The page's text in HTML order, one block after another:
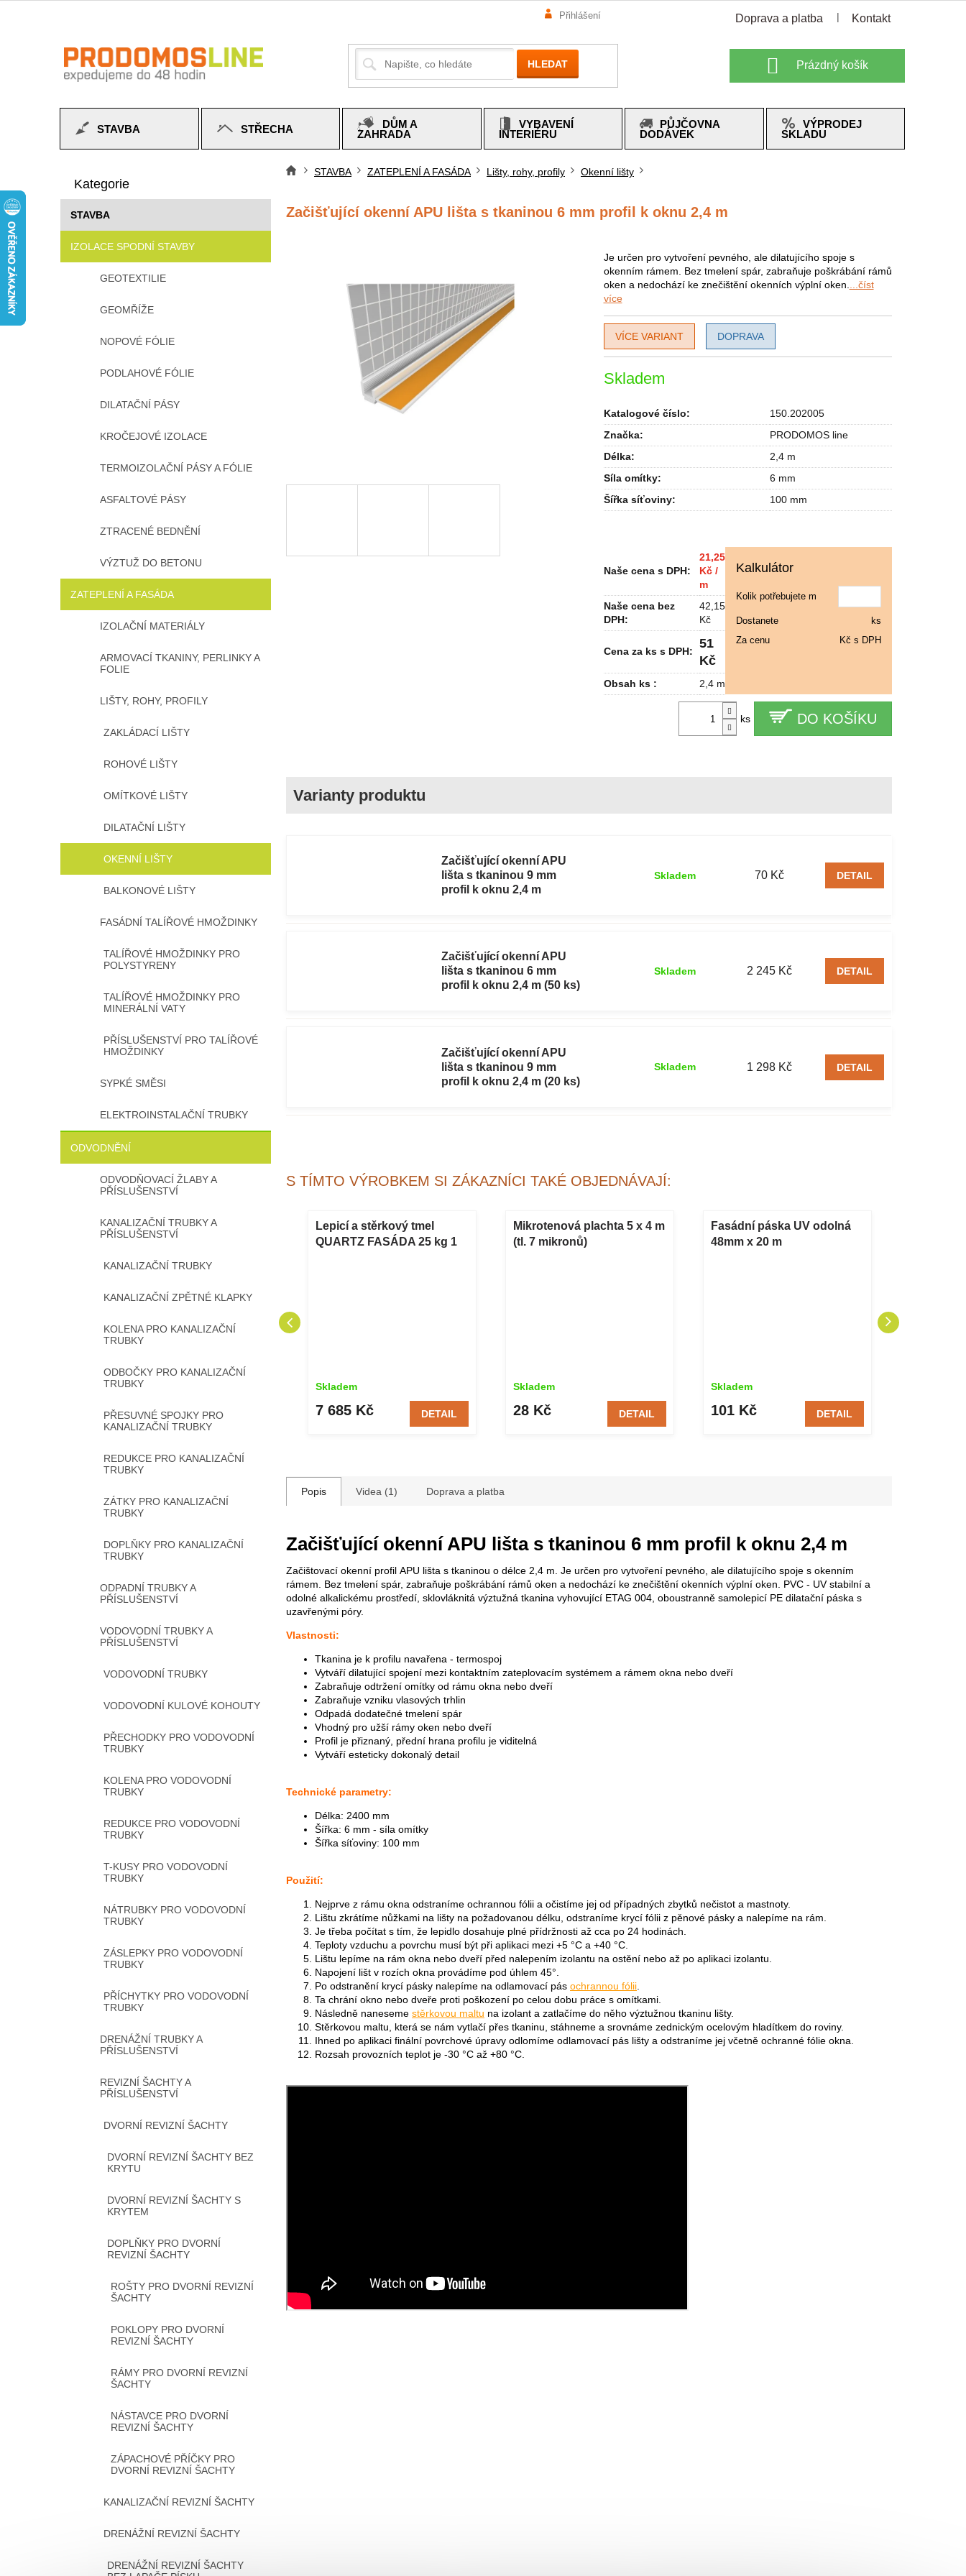
Doprava a platba Kontakt
Přihlášení
HLEDAT
Nákupní
košík
Prázdný košík
STAVBA STŘECHA
DŮM A
ZAHRADA
VYBAVENÍ
INTERIÉRU
PŮJČOVNA
DODÁVEK
VÝPRODEJ
SKLADU
t
a
n
kategorie
Kategorie
STAVBA
IZOLACE SPODNÍ STAVBY
GEOTEXTILIE
GEOMŘÍŽE
NOPOVÉ FÓLIE
PODLAHOVÉ FÓLIE
DILATAČNÍ PÁSY
KROČEJOVÉ IZOLACE
TERMOIZOLAČNÍ PÁSY A FÓLIE
ASFALTOVÉ PÁSY
ZTRACENÉ BEDNĚNÍ
VÝZTUŽ DO BETONU
ZATEPLENÍ A FASÁDA
IZOLAČNÍ MATERIÁLY
ARMOVACÍ TKANINY, PERLINKY A
FOLIE
LIŠTY, ROHY, PROFILY
ZAKLÁDACÍ LIŠTY
ROHOVÉ LIŠTY
OMÍTKOVÉ LIŠTY
DILATAČNÍ LIŠTY
OKENNÍ LIŠTY
BALKONOVÉ LIŠTY
FASÁDNÍ TALÍŘOVÉ HMOŽDINKY
TALÍŘOVÉ HMOŽDINKY PRO
POLYSTYRENY
TALÍŘOVÉ HMOŽDINKY PRO
MINERÁLNÍ VATY
PŘÍSLUŠENSTVÍ PRO TALÍŘOVÉ
HMOŽDINKY
SYPKÉ SMĚSI
ELEKTROINSTALAČNÍ TRUBKY
ODVODNĚNÍ
ODVODŇOVACÍ ŽLABY A
PŘÍSLUŠENSTVÍ
KANALIZAČNÍ TRUBKY A
PŘÍSLUŠENSTVÍ
KANALIZAČNÍ TRUBKY
KANALIZAČNÍ ZPĚTNÉ KLAPKY
KOLENA PRO KANALIZAČNÍ
TRUBKY
ODBOČKY PRO KANALIZAČNÍ
TRUBKY
PŘESUVNÉ SPOJKY PRO
KANALIZAČNÍ TRUBKY
REDUKCE PRO KANALIZAČNÍ
TRUBKY
ZÁTKY PRO KANALIZAČNÍ
TRUBKY
DOPLŇKY PRO KANALIZAČNÍ
TRUBKY
ODPADNÍ TRUBKY A
PŘÍSLUŠENSTVÍ
VODOVODNÍ TRUBKY A
PŘÍSLUŠENSTVÍ
VODOVODNÍ TRUBKY
VODOVODNÍ KULOVÉ KOHOUTY
PŘECHODKY PRO VODOVODNÍ
TRUBKY
KOLENA PRO VODOVODNÍ
TRUBKY
REDUKCE PRO VODOVODNÍ
TRUBKY
T-KUSY PRO VODOVODNÍ
TRUBKY
NÁTRUBKY PRO VODOVODNÍ
TRUBKY
ZÁSLEPKY PRO VODOVODNÍ
TRUBKY
PŘÍCHYTKY PRO VODOVODNÍ
TRUBKY
DRENÁŽNÍ TRUBKY A
PŘÍSLUŠENSTVÍ
REVIZNÍ ŠACHTY A
PŘÍSLUŠENSTVÍ
DVORNÍ REVIZNÍ ŠACHTY
DVORNÍ REVIZNÍ ŠACHTY BEZ
KRYTU
DVORNÍ REVIZNÍ ŠACHTY S
KRYTEM
DOPLŇKY PRO DVORNÍ
REVIZNÍ ŠACHTY
ROŠTY PRO DVORNÍ REVIZNÍ
ŠACHTY
POKLOPY PRO DVORNÍ
REVIZNÍ ŠACHTY
RÁMY PRO DVORNÍ REVIZNÍ
ŠACHTY
NÁSTAVCE PRO DVORNÍ
REVIZNÍ ŠACHTY
ZÁPACHOVÉ PŘÍČKY PRO
DVORNÍ REVIZNÍ ŠACHTY
KANALIZAČNÍ REVIZNÍ ŠACHTY
DRENÁŽNÍ REVIZNÍ ŠACHTY
DRENÁŽNÍ REVIZNÍ ŠACHTY
STAVBA ZATEPLENÍ A FASÁDA Lišty, rohy, profily Okenní lišty
Začišťující okenní APU lišta s tkaninou 6 mm profil k oknu 2,4 m
Skladem
ks DO KOŠÍKU
Je určen pro vytvoření pevného, ale dilatujícího spoje s
okenním rámem. Bez tmelení spár, zabraňuje poškrábání rámů
oken a nedochází ke znečištění okenních výplní oken.
...číst
více
Katalogové číslo:
150.202005
Značka:
PRODOMOS line
Délka:
2,4 m
Síla omítky:
6 mm
Šířka síťoviny: 100 mm
VÍCE VARIANT DOPRAVA
Naše cena s DPH:
21,25
Kč /
m
Naše cena bez
DPH:
42,15
Kč
Cena za ks s DPH:
51
Kč
Obsah ks : 2,4 m
Kalkulátor
Kolik potřebujete m
Dostanete
ks
Za cenu
Kč s DPH
Začišťující okenní APU
lišta s tkaninou 9 mm
profil k oknu 2,4 m
70 Kč
Skladem DETAIL
Začišťující okenní APU
lišta s tkaninou 6 mm
profil k oknu 2,4 m (50 ks)
2 245 Kč
Skladem DETAIL
Začišťující okenní APU
lišta s tkaninou 9 mm
profil k oknu 2,4 m (20 ks)
1 298 Kč
Skladem DETAIL
S TÍMTO VÝROBKEM SI ZÁKAZNÍCI TAKÉ OBJEDNÁVAJÍ:
Rohová lišta KOMBI PVC s
VERTEX TKANINOU 2,5 m
(10x10) (50 ks)
Skladem
1 380 Kč
Lepicí a stěrkový tmel
QUARTZ FASÁDA 25 kg 1
Skladem
7 685 Kč DETAIL
Mikrotenová plachta 5 x 4 m
(tl. 7 mikronů)
Skladem
28 Kč DETAIL
Fasádní páska UV odolná
48mm x 20 m
Skladem
101 Kč DETAIL
Popis Videa (1) Doprava a platba
Začišťující okenní APU lišta s tkaninou 6 mm profil k oknu 2,4 m
Začištovací okenní profil APU lišta s tkaninou o délce 2,4 m. Je určen pro vytvoření pevného, ale dilatujícího spoje s okenním
rámem. Bez tmelení spár, zabraňuje poškrábání rámů oken a nedochází ke znečištění okenních výplní oken. PVC - UV stabilní a
odolné alkalickému prostředí, sklovláknitá výztužná tkanina vyhovující ETAG 004, oboustranně samolepicí PE dilatační páska s
uzavřenými póry.
Vlastnosti:
Tkanina je k profilu navařena - termospoj
Vytváří dilatující spojení mezi kontaktním zateplovacím systémem a rámem okna nebo dveří
Zabraňuje odtržení omítky od rámu okna nebo dveří
Zabraňuje vzniku vlasových trhlin
Odpadá dodatečné tmelení spár
Vhodný pro užší rámy oken nebo dveří
Profil je přiznaný, přední hrana profilu je viditelná
Vytváří esteticky dokonalý detail
Technické parametry:
Délka: 2400 mm
Šířka: 6 mm - síla omítky
Šířka síťoviny: 100 mm
Použití:
Nejprve z rámu okna odstraníme ochrannou fólii a očistíme jej od případných zbytků nečistot a mastnoty.
Lištu zkrátíme nůžkami na lišty na požadovanou délku, odstraníme krycí fólii z pěnové pásky a nalepíme na rám.
Je třeba počítat s tím, že lepidlo dosahuje plné přídržnosti až cca po 24 hodinách.
Teploty vzduchu a povrchu musí být při aplikaci mezi +5 °C a +40 °C.
Lištu lepíme na rám okna nebo dveří před nalepením izolantu na ostění nebo až po aplikaci izolantu.
Napojení lišt v rozích okna provádíme pod úhlem 45°.
Po odstranění krycí pásky nalepíme na odlamovací pás ochrannou fólii
Ta chrání okno nebo dveře proti poškození po celou dobu práce s omítkami.
Následně naneseme stěrkovou maltu na izolant a zatlačíme do něho výztužnou tkaninu lišty.
Stěrkovou maltu, která se nám vytlačí přes tkaninu, stáhneme a srovnáme zednickým ocelovým hladítkem do roviny.
Ihned po aplikaci finální povrchové úpravy odlomíme odlamovací pás lišty a odstraníme jej včetně ochranné fólie okna.
Rozsah provozních teplot je -30 °C až +80 °C.